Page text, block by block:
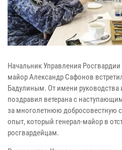
Начальник Управления
майор Александр Сафонов
Бадулиным. От имени руководства
поздравил ветерана с
за многолетнюю добросовестную
опыт, который генерал-майор в
росгвардейцам.